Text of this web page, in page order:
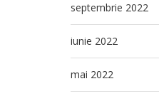
septembrie 2022
iunie 2022
mai 2022